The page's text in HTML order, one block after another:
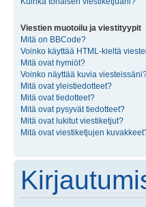
Viestien muotoilu ja viestityypit
Mitä on BBCode?
Voinko käyttää HTML-kieltä
Mitä ovat hymiöt?
Voinko näyttää kuvia
Mitä ovat yleistiedotteet?
Mitä ovat tiedotteet?
Mitä ovat pysyvät tiedotteet?
Mitä ovat lukitut viestiketjut?
Mitä ovat viestiketjujen